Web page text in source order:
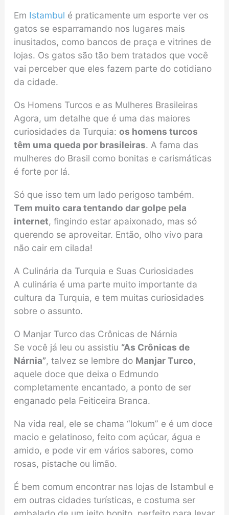
Em Istambul é praticamente um esporte ver os
gatos se esparramando nos lugares mais
inusitados, como bancos de praça e vitrines de
lojas. Os gatos são tão bem tratados que você
vai perceber que eles fazem parte do cotidiano
da cidade.
Os Homens Turcos e as Mulheres Brasileiras
Agora, um detalhe que é uma das maiores
curiosidades da Turquia: os homens turcos
têm uma queda por brasileiras. A fama das
mulheres do Brasil como bonitas e carismáticas
é forte por lá.
Só que isso tem um lado perigoso também.
Tem muito cara tentando dar golpe pela
internet, fingindo estar apaixonado, mas só
querendo se aproveitar. Então, olho vivo para
não cair em cilada!
A Culinária da Turquia e Suas Curiosidades
A culinária é uma parte muito importante da
cultura da Turquia, e tem muitas curiosidades
sobre o assunto.
O Manjar Turco das Crônicas de Nárnia
Se você já leu ou assistiu “As Crônicas de
Nárnia”, talvez se lembre do Manjar Turco,
aquele doce que deixa o Edmundo
completamente encantado, a ponto de ser
enganado pela Feiticeira Branca.
Na vida real, ele se chama “lokum” e é um doce
macio e gelatinoso, feito com açúcar, água e
amido, e pode vir em vários sabores, como
rosas, pistache ou limão.
É bem comum encontrar nas lojas de Istambul e
em outras cidades turísticas, e costuma ser